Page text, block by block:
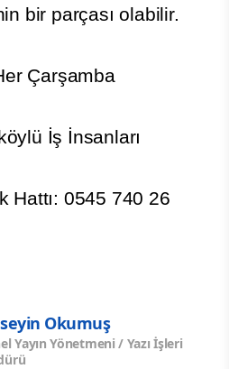
bir parçası olabilir.
Çarşamba
İş İnsanları
Hattı: 0545 740 26
Okumuş
Yayın Yönetmeni / Yazı İşleri